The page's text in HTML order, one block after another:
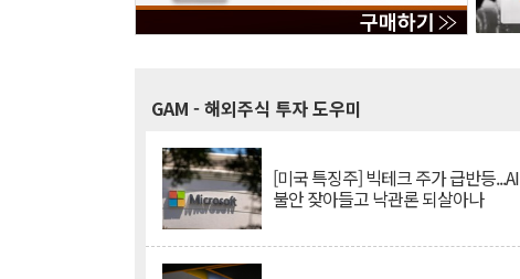
GAM - 해외주식 투자 도우미
[미국 특징주] 빅테크 주가 급반등...AI
불안 잦아들고 낙관론 되살아나